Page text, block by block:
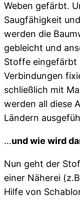
Weben gefärbt.
Saugfähigkeit
werden die
gebleicht und
Stoffe eingefärbt
Verbindungen
schließlich mit
werden all diese
Ländern
…und wie wird
Nun geht der
einer Näherei
Hilfe von